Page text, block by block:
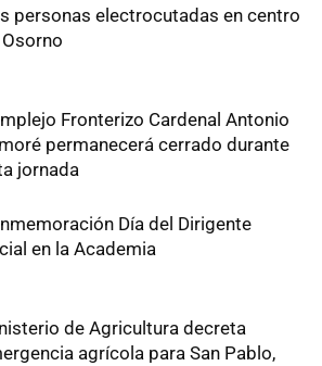
personas electrocutadas en centro
Fronterizo Cardenal Antonio
permanecerá cerrado durante
jornada
Día del Dirigente
en la Academia
de Agricultura decreta
agrícola para San Pablo,